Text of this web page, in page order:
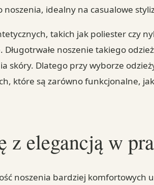
noszenia, idealny na casualowe
takich jak poliester czy
noszenie takiego
skóry. Dlatego przy wyborze
które są zarówno funkcjonalne,
z elegancją w
noszenia bardziej komfortowych